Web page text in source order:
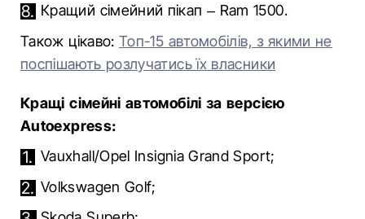
Кращий сімейний пікап – Ram 1500.
Також цікаво:Топ-15 автомобілів, з якими не
поспішають розлучатись їх власники
Кращі сімейні автомобілі за версією
Аutoexpress:
Vauxhall/Opel Insignia Grand Sport;
Volkswagen Golf;